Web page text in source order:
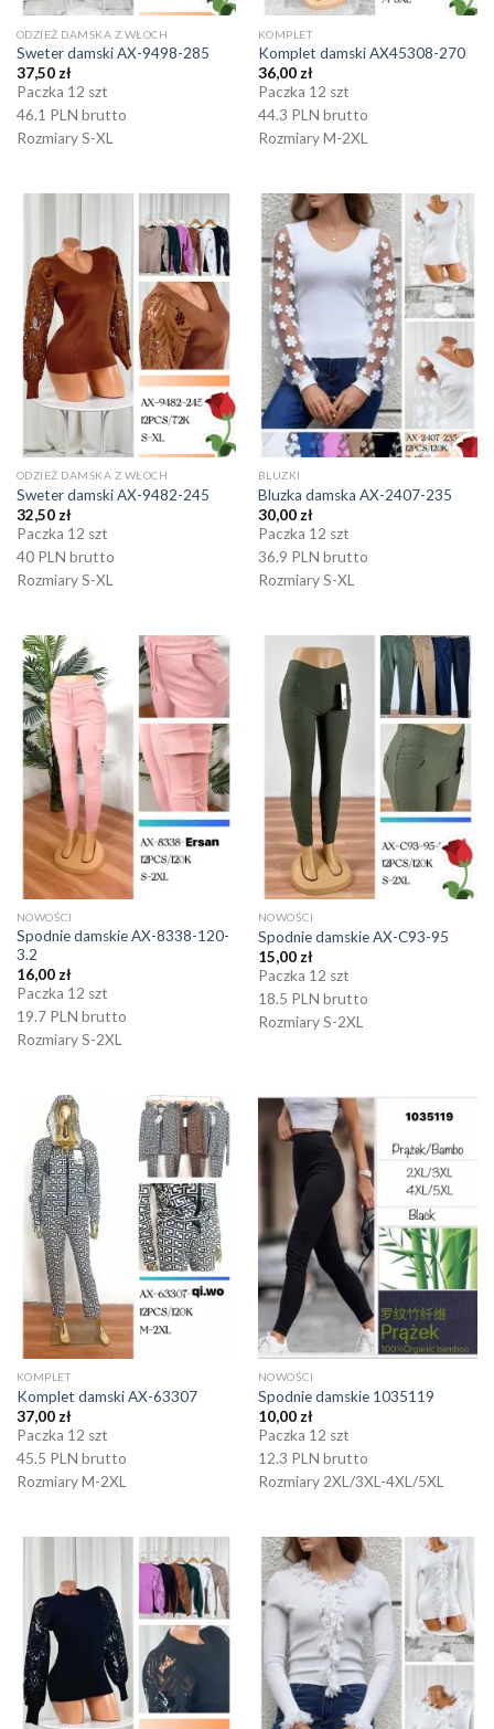
ODZIEŻ DAMSKA Z WŁOCH
Sweter damski AX-9498-285
37,50zł
Paczka 12 szt
46.1 PLN brutto
Rozmiary S-XL
KOMPLET
Komplet damski AX45308-270
36,00zł
Paczka 12 szt
44.3 PLN brutto
Rozmiary M-2XL
ODZIEŻ DAMSKA Z WŁOCH
Sweter damski AX-9482-245
32,50 zł
Paczka 12 szt
40 PLN brutto
Rozmiary S-XL
BLUZKI
Bluzka damska AX-2407-235
30,00 zł
Paczka 12 szt
36.9 PLN brutto
Rozmiary S-XL
NOWOŚCI
Spodnie damskie AX-8338-120-
3.2
16,00zł
Paczka 12 szt
19.7 PLN brutto
Rozmiary S-2XL
NOWOŚCI
Spodnie damskie AX-C93-95
15,00 zł
Paczka 12 szt
18.5 PLN brutto
Rozmiary S-2XL
KOMPLET
Komplet damski AX-63307
37,00zł
Paczka 12 szt
45.5 PLN brutto
Rozmiary M-2XL
NOWOŚCI
Spodnie damskie 1035119
10,00zł
Paczka 12 szt
12.3 PLN brutto
Rozmiary 2XL/3XL-4XL/5XL